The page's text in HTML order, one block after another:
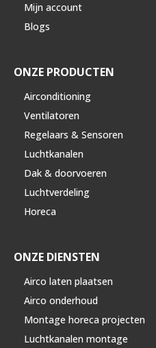
Mijn account
Blogs
ONZE PRODUCTEN
Airconditioning
Ventilatoren
Regelaars & Sensoren
Luchtkanalen
Dak & doorvoeren
Luchtverdeling
Horeca
ONZE DIENSTEN
Airco laten plaatsen
Airco onderhoud
Montage horeca projecten
Luchtkanalen montage